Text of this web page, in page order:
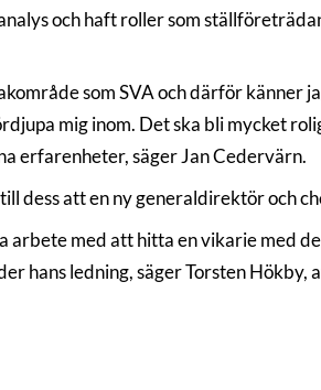
och haft roller som
som SVA och därför känner
mig inom. Det ska bli mycket
erfarenheter, säger Jan Cedervärn.
dess att en ny generaldirektör och
med att hitta en vikarie med
hans ledning, säger Torsten